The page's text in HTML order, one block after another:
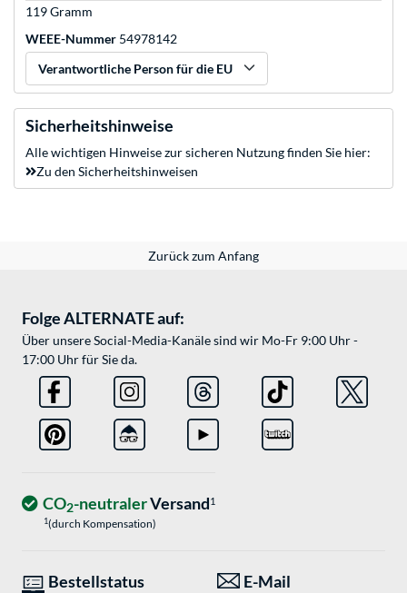
119 Gramm
WEEE-Nummer 54978142
Verantwortliche Person für die EU
Sicherheitshinweise
Alle wichtigen Hinweise zur sicheren Nutzung finden Sie hier:
Zu den Sicherheitshinweisen
Zurück zum Anfang
Folge ALTERNATE auf:
Über unsere Social-Media-Kanäle sind wir Mo-Fr 9:00 Uhr -
17:00 Uhr für Sie da.
CO2-neutralerVersand1
1(durch Kompensation)
Bestellstatus E-Mail